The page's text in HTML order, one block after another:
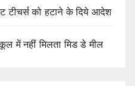
टीचर्स को हटाने के दिये आदेश
में नहीं मिलता मिड डे मील